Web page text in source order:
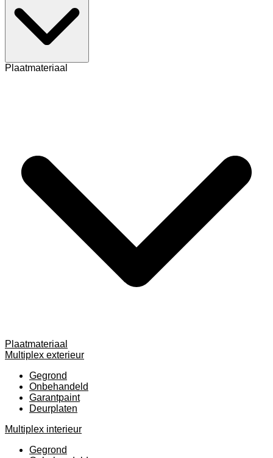
Plaatmateriaal
Plaatmateriaal
Multiplex exterieur
Gegrond
Onbehandeld
Garantpaint
Deurplaten
Multiplex interieur
Gegrond